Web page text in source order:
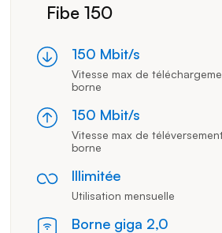
Fibe 150
150 Mbit/s
Vitesse max de
borne
150 Mbit/s
Vitesse max de
borne
Illimitée
Utilisation mensuelle
Borne giga 2,0